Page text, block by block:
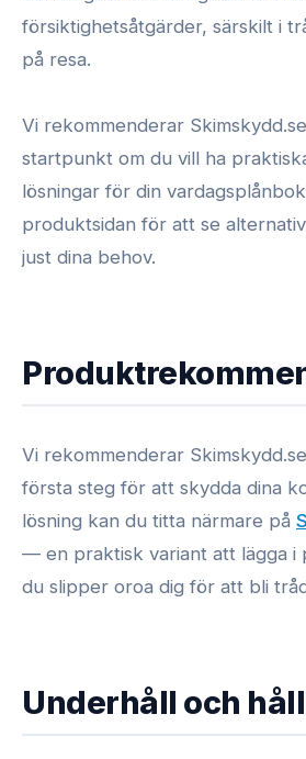
försiktighetsåtgärder, särskilt i
på resa.
Vi rekommenderar
startpunkt om du vill ha
lösningar för din
produktsidan för att se
just dina behov.
Vi rekommenderar
första steg för att skydda dina
lösning kan du titta närmare på
— en praktisk variant att lägga i
du slipper oroa dig för att bli
Underhåll och